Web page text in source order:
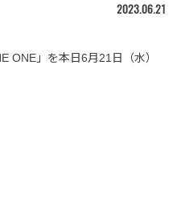
2023.06.21
ONE」を本日6月21日（水）